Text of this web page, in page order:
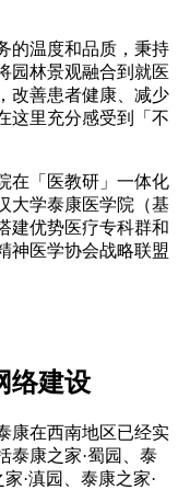
的温度和品质，秉持
园林景观融合到就医
改善患者健康、减少
这里充分感受到「不
在「医教研」一体化
大学泰康医学院（基
建优势医疗专科群和
神医学协会战略联盟
络建设
康在西南地区已经实
泰康之家·蜀园、泰
·滇园、泰康之家·